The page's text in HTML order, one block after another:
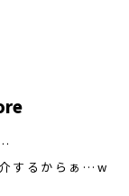
するからぁ…w